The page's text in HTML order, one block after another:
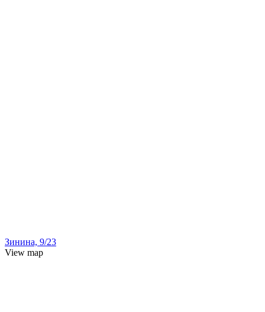
Зинина, 9/23
View map